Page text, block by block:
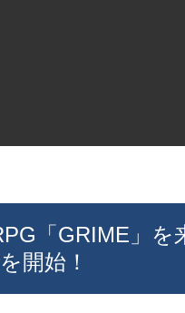
「GRIME」を
開始！